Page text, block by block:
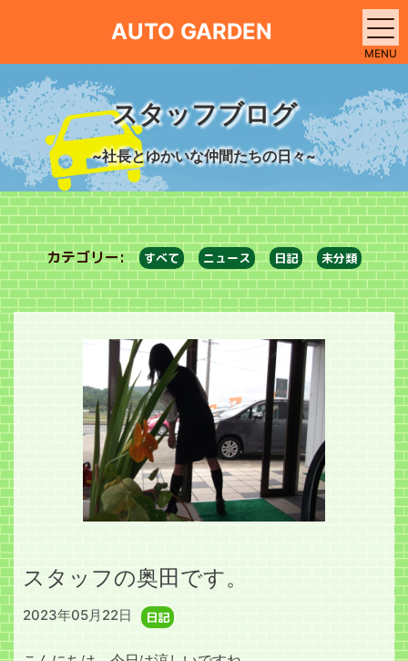
AUTO GARDEN
MENU
スタッフブログ
~社長とゆかいな仲間たちの日々~
カテゴリー: すべて ニュース 日記 未分類
スタッフの奥田です。
2023年05月22日 日記